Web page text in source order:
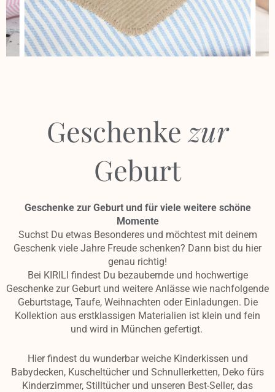
und für all die andere
schönen Momente
Jetzt stöbern
Geschenkezur
Geburt
Geschenke zur Geburt und für viele weitere schöne
Momente
Suchst Du etwas Besonderes und möchtest mit deinem
Geschenk viele Jahre Freude schenken? Dann bist du hier
genau richtig!
Bei KIRILI findest Du bezaubernde und hochwertige
Geschenke zur Geburt und weitere Anlässe wie nachfolgende
Geburtstage, Taufe, Weihnachten oder Einladungen. Die
Kollektion aus erstklassigen Materialien ist klein und fein
und wird in München gefertigt.
Hier findest du wunderbar weiche Kinderkissen und
Babydecken, Kuscheltücher und Schnullerketten, Deko fürs
Kinderzimmer, Stilltücher und unseren Best-Seller, das